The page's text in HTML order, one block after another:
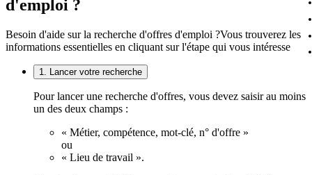
d'emploi ?
Besoin d'aide sur la recherche d'offres d'emploi ?Vous trouverez les
informations essentielles en cliquant sur l'étape qui vous intéresse
1. Lancer votre recherche
Pour lancer une recherche d'offres, vous devez saisir au moins
un des deux champs :
« Métier, compétence, mot-clé, n° d'offre »
ou
« Lieu de travail ».